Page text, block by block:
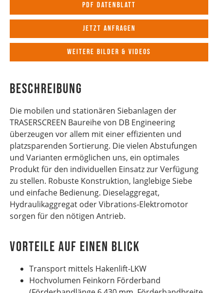
PDF Datenblatt
Jetzt anfragen
Weitere Bilder & Videos
Beschreibung
Die mobilen und stationären Siebanlagen der
TRASERSCREEN Baureihe von DB Engineering
überzeugen vor allem mit einer effizienten und
platzsparenden Sortierung. Die vielen Abstufungen
und Varianten ermöglichen uns, ein optimales
Produkt für den individuellen Einsatz zur Verfügung
zu stellen. Robuste Konstruktion, langlebige Siebe
und einfache Bedienung. Dieselaggregat,
Hydraulikaggregat oder Vibrations-Elektromotor
sorgen für den nötigen Antrieb.
VORTEILE AUF EINEN BLICK
Transport mittels Hakenlift-LKW
Hochvolumen Feinkorn Förderband